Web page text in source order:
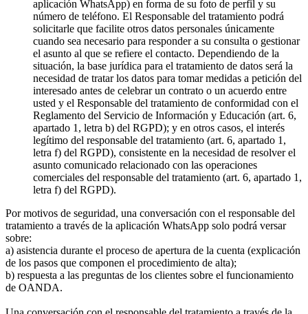
aplicación WhatsApp) en forma de su foto de perfil y su
número de teléfono. El Responsable del tratamiento podrá
solicitarle que facilite otros datos personales únicamente
cuando sea necesario para responder a su consulta o gestionar
el asunto al que se refiere el contacto. Dependiendo de la
situación, la base jurídica para el tratamiento de datos será la
necesidad de tratar los datos para tomar medidas a petición del
interesado antes de celebrar un contrato o un acuerdo entre
usted y el Responsable del tratamiento de conformidad con el
Reglamento del Servicio de Información y Educación (art. 6,
apartado 1, letra b) del RGPD); y en otros casos, el interés
legítimo del responsable del tratamiento (art. 6, apartado 1,
letra f) del RGPD), consistente en la necesidad de resolver el
asunto comunicado relacionado con las operaciones
comerciales del responsable del tratamiento (art. 6, apartado 1,
letra f) del RGPD).
Por motivos de seguridad, una conversación con el responsable del
tratamiento a través de la aplicación WhatsApp solo podrá versar
sobre:
a) asistencia durante el proceso de apertura de la cuenta (explicación
de los pasos que componen el procedimiento de alta);
b) respuesta a las preguntas de los clientes sobre el funcionamiento
de OANDA.